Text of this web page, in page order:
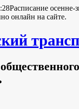
Расписание осенне-
онлайн на сайте.